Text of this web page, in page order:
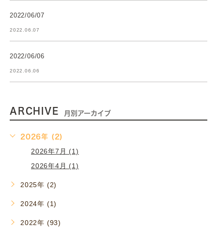
2022/06/07
2022.06.07
2022/06/06
2022.06.06
ARCHIVE 月別アーカイブ
2026年 (2)
2026年7月 (1)
2026年4月 (1)
2025年 (2)
2024年 (1)
2022年 (93)